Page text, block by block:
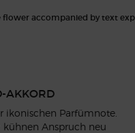
AKKORD
ikonischen Parfümnote.
Anspruch neu